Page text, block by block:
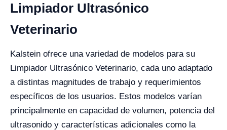
Limpiador Ultrasónico
Veterinario
Kalstein ofrece una variedad de modelos para su
Limpiador Ultrasónico Veterinario, cada uno adaptado
a distintas magnitudes de trabajo y requerimientos
específicos de los usuarios. Estos modelos varían
principalmente en capacidad de volumen, potencia del
ultrasonido y características adicionales como la